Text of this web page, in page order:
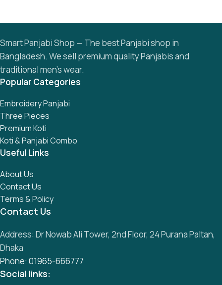
Smart Panjabi Shop — The best Panjabi shop in
Bangladesh. We sell premium quality Panjabis and
traditional men’s wear.
Popular Categories
Embroidery Panjabi
Three Pieces
Premium Koti
Koti & Panjabi Combo
Useful Links
About Us
Contact Us
Terms & Policy
Contact Us
Address: Dr Nowab Ali Tower, 2nd Floor, 24 Purana Paltan,
Dhaka
Phone: 01965-666777
Social links: